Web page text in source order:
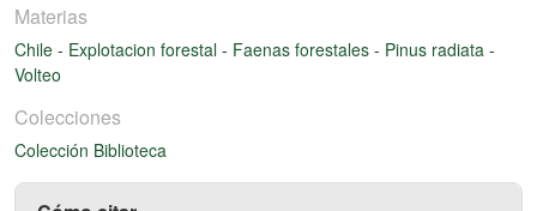
Materias
Chile - Explotacion forestal - Faenas forestales - Pinus radiata -
Volteo
Colecciones
Colección Biblioteca